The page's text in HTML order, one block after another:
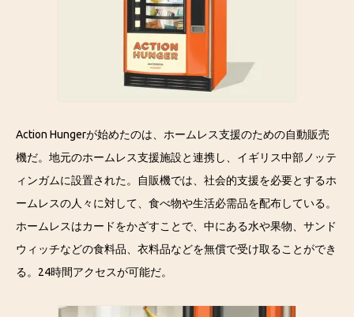
Action Hungerが始めたのは、ホームレス支援のための自動販売
機だ。地元のホームレス支援施設と連携し、イギリス中部ノッテ
ィンガムに設置された。自販機では、社会的支援を必要とするホ
ームレスの人々に対して、食べ物や生活必需品を配布している。
ホームレスはカードをかざすことで、中にある水や果物、サンド
ウィッチなどの食料品、衣料品などを無償で受け取ることができ
る。24時間アクセスが可能だ。